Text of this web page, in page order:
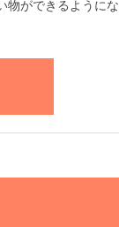
物ができるように